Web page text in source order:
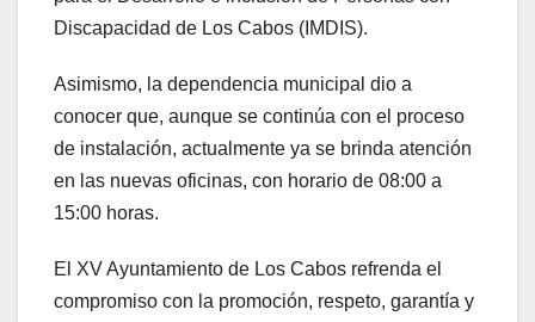
Discapacidad de Los Cabos (IMDIS).
Asimismo, la dependencia municipal dio a
conocer que, aunque se continúa con el proceso
de instalación, actualmente ya se brinda atención
en las nuevas oficinas, con horario de 08:00 a
15:00 horas.
El XV Ayuntamiento de Los Cabos refrenda el
compromiso con la promoción, respeto, garantía y